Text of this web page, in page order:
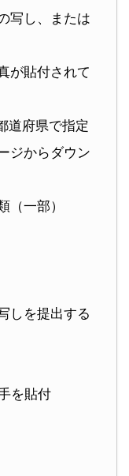
写し、または
が貼付されて
府県で指定
ジからダウン
一部）
しを提出する
を貼付